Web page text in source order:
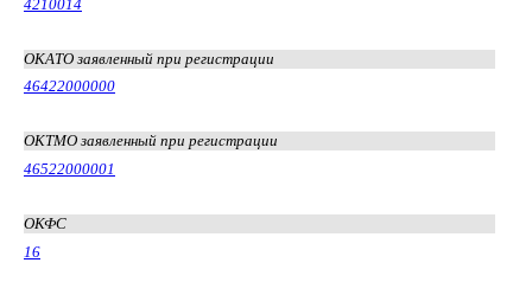
4210014
ОКАТО заявленный при регистрации
46422000000
ОКТМО заявленный при регистрации
46522000001
ОКФС
16